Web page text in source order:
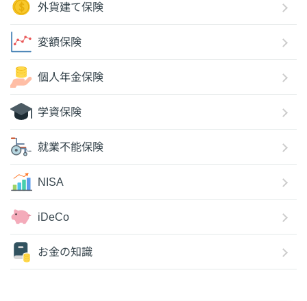
外貨建て保険
変額保険
個人年金保険
学資保険
就業不能保険
NISA
iDeCo
お金の知識